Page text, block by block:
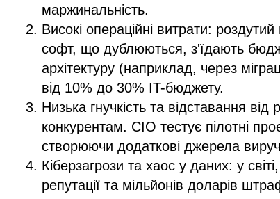
маржинальність.
Високі операційні витрати: роздутий
софт, що дублюються, з'їдають
архітектуру (наприклад, через
від 10% до 30% IT-бюджету.
Низька гнучкість та відставання від
конкурентам. CIO тестує пілотні
створюючи додаткові джерела
Кіберзагрози та хаос у даних: у
репутації та мільйонів доларів